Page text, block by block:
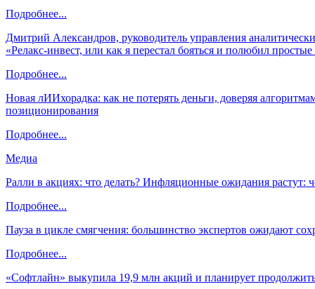
Подробнее...
Дмитрий Александров, руководитель управления
«Релакс-инвест, или как я перестал бояться и полюбил
Подробнее...
Новая лИИхорадка: как не потерять деньги, доверяя
позиционирования
Подробнее...
Медиа
Ралли в акциях: что делать? Инфляционные ожидания
Подробнее...
Пауза в цикле смягчения: большинство экспертов ожидают
Подробнее...
«Софтлайн» выкупила 19,9 млн акций и планирует